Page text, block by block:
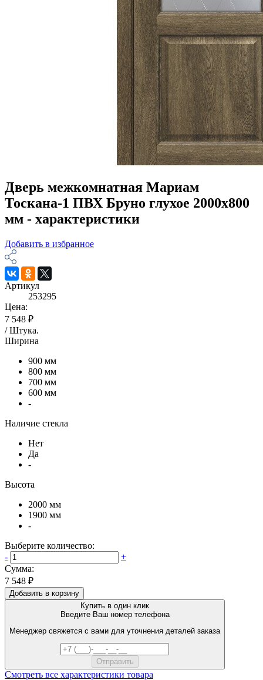
Дверь межкомнатная Мариам
Тоскана-1 ПВХ Бруно глухое 2000х800
мм - характеристики
Добавить в избранное
Артикул
253295
Цена:
7 548 ₽
/Штука.
Ширина
900 мм
800 мм
700 мм
600 мм
-
Наличие стекла
Нет
Да
-
Высота
2000 мм
1900 мм
-
Выберите количество:
-
+
Сумма:
7 548 ₽
Добавить в корзину
Купить в один клик
Введите Ваш номер телефона
Менеджер свяжется с вами для уточнения деталей заказа
Смотреть все характеристики товара